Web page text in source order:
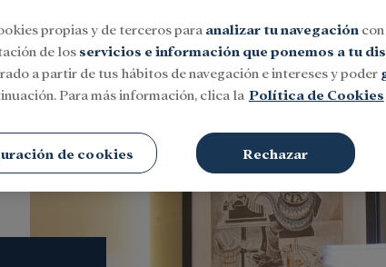
SocialInvestigación y becasCultura
propias y de terceros para analizar tu navegación
de los servicios e información que ponemos a tu
a partir de tus hábitos de navegación e intereses y poder
Para más información, clica la Política de Cookies
de cookies Rechazar